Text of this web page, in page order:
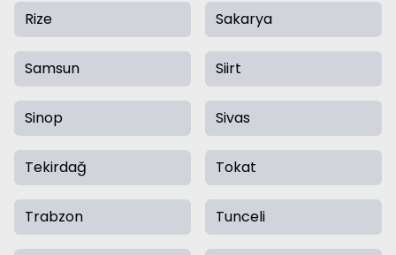
Rize Sakarya
Samsun Siirt
Sinop Sivas
Tekirdağ Tokat
Trabzon Tunceli